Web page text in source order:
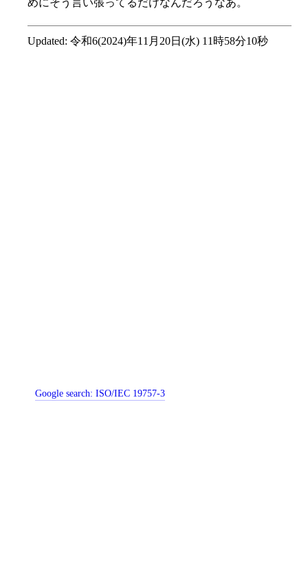
めにそう言い張ってるだけなんだろうなあ。
Updated: 令和6(2024)年11月20日(水) 11時58分10秒
Google search:ISO/IEC 19757-3